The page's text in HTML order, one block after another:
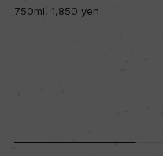
25年
750ml, 1,850 yen